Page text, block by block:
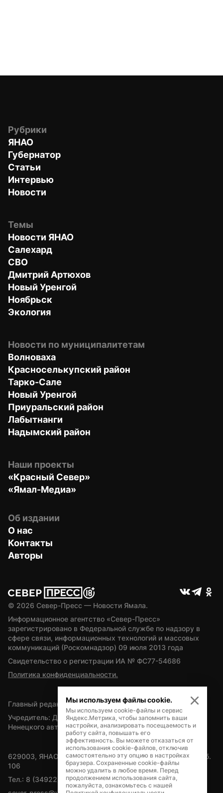
Рубрики
ЯНАО
Губернатор
Статьи
Интервью
Новости
Темы
Новости ЯНАО
Салехард
СВО
Дмитрий Артюхов
Новый Уренгой
Ноябрьск
Экология
Новости по муниципалитетам
Волноваха
Красноселькупский район
Тарко-Сале
Новый Уренгой
Приуральский район
Лабытнанги
Надымский район
Наши проекты
«Красный Север»
«Ямал-Медиа»
Об издании
О нас
Контакты
Авторы
© 2026 Север-Пресс — Новости Ямала.
Информационное агентство «Север-Пресс»
зарегистрировано в Федеральной службе по надзору в
сфере связи, информационных технологий и массовых
коммуникаций (Роскомнадзор) 09 июля 2013 года
Свидетельство о регистрации ИА № ФС77-54686
Политика конфиденциальности.
Главный редактор — А.Л. Поздеев
Учредитель: Департамент внутренней политики Ямало-
Ненецкого автономного округа
629003, ЯНАО, Салехард, мкр. Богдана Кнунянца, д.1, каб.
106
Тел.: 8 (34922) 71262
Мы используем файлы cookie.
Мы используем cookie-файлы и сервис
Яндекс.Метрика, чтобы запомнить ваши
настройки, анализировать посещаемость и
работу сайта, повышать его
эффективность. Вы можете отказаться от
использования cookie-файлов, отключив
самостоятельно эту опцию в настройках
браузера. Сохраненные cookie-файлы
можно удалить в любое время. Перед
продолжением использования сайта,
пожалуйста, ознакомьтесь с нашей